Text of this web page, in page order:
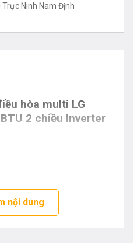
Trực Ninh Nam Định
hòa multi LG
2 chiều Inverter
nội dung